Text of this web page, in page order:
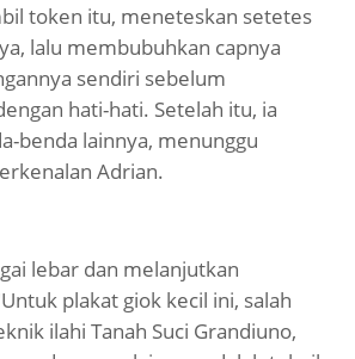
token itu, meneteskan setetes
lalu membubuhkan capnya
sendiri sebelum
hati-hati. Setelah itu, ia
benda lainnya, menunggu
Adrian.
lebar dan melanjutkan
plakat giok kecil ini, salah
ilahi Tanah Suci Grandiuno,